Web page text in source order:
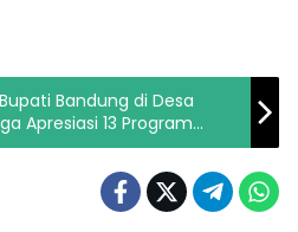
Bandung di Desa
Apresiasi 13 Program